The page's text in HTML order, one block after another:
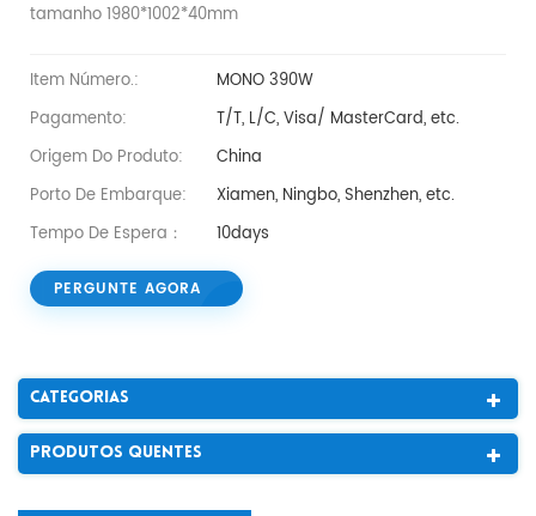
tamanho 1980*1002*40mm
Item Número.:
MONO 390W
Pagamento:
T/T, L/C, Visa/ MasterCard, etc.
Origem Do Produto:
China
Porto De Embarque:
Xiamen, Ningbo, Shenzhen, etc.
Tempo De Espera：
10days
PERGUNTE AGORA
Categorias
Produtos Quentes